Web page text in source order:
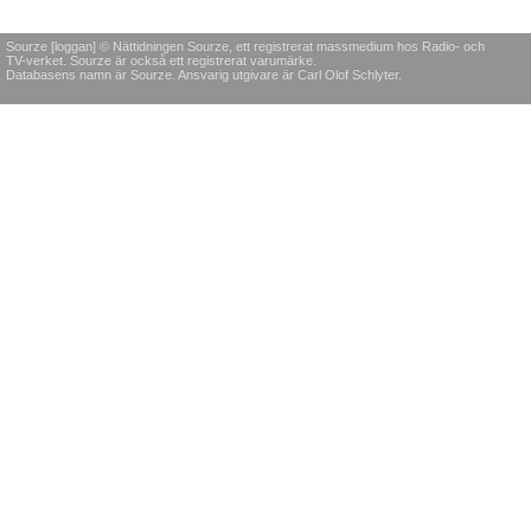
Sourze [loggan] © Nättidningen Sourze, ett registrerat massmedium hos Radio- och
TV-verket. Sourze är också ett registrerat varumärke.
Databasens namn är Sourze. Ansvarig utgivare är Carl Olof Schlyter.